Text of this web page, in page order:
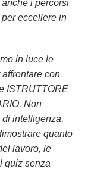
anche i percorsi
eccellere in
in luce le
con
ISTRUTTORE
Non
di intelligenza,
quanto
lavoro, le
quiz senza